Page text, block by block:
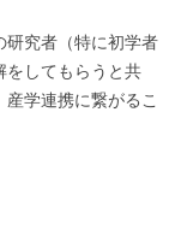
究者（特に初学者
をしてもらうと共
学連携に繋がるこ